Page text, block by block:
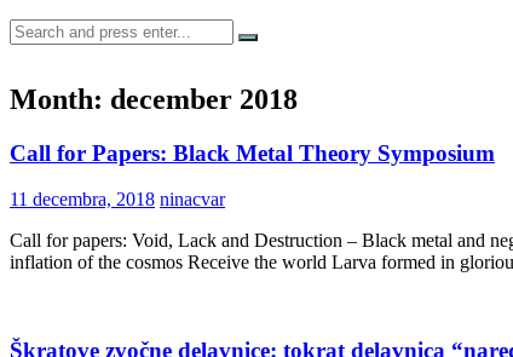
Search
for:
Month: december 2018
Call for Papers: Black Metal Theory Symposium
11 decembra, 2018 ninacvar
Call for papers: Void, Lack and Destruction – Black metal and
inflation of the cosmos Receive the world Larva formed in
Škratove zvočne delavnice: tokrat delavnica